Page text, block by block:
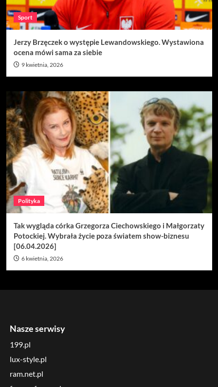
Sport
Jerzy Brzęczek o występie Lewandowskiego. Wystawiona
ocena mówi sama za siebie
9 kwietnia, 2026
Polityka
Tak wygląda córka Grzegorza Ciechowskiego i Małgorzaty
Potockiej. Wybrała życie poza światem show-biznesu
[06.04.2026]
6 kwietnia, 2026
Nasze serwisy
199.pl
lux-style.pl
ram.net.pl